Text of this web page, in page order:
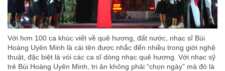
Với hơn 100 ca khúc viết về quê hương, đất nước, nhạc sĩ Bùi
Hoàng Uyên Minh là cái tên được nhắc đến nhiều trong giới nghệ
thuật, đặc biệt là vói các ca sĩ dòng nhạc quê hương. Với nhạc sỹ
trẻ Bùi Hoàng Uyên Minh, tri ân không phải “chọn ngày” mà đó là